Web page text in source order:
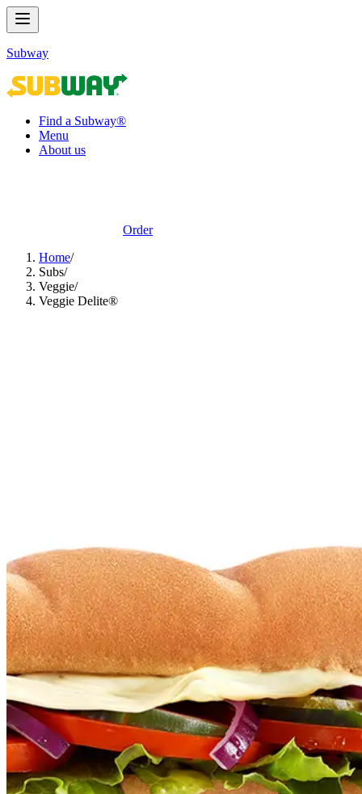
Subway
Find a Subway®
Menu
About us
Order
Home/
Subs​​​​‌ ‍ ​‍​‍‌‍ ‌ ​‍‌‍‍‌‌‍‌ ‌‍‍‌‌‍ ‍​‍​‍​ ‍‍​‍​‍‌ ​ ‌‍​‌‌‍ ‍‌‍‍‌‌ ‌​‌ ‍‌​‍ ‍‌‍‍‌‌‍ ​‍​‍​‍ ​​‍​‍‌‍‍​‌ ​‍‌‍‌‌‌‍‌‍​‍​‍​ ‍‍​‍​‍‌‍‍​‌ ‌​‌ ‌​‌ ​​‌ ​ ​ ‍‍​‍ ​‍ ‌‍ ‍‌‍ ‌ ​‍‌‍‌​‌‍‍‌‌‍​ ​‍ ‌‌‍​‍‌‍‍‌‌ ‌​‌‍‌‌‌ ​ ​‍ ‌‌‍‌ ‌ ​‍‌‍ ‌ ‌‌‌ ​​​‍ ‌‌ ​ ‌ ‌​‌ ‌‌‌‍‌​‌‍‍‌‌‍ ​‍ ‍‌ ‌‍‌‍‌‌‌ ​‍‌‍​ ‌‍‌‌‌‍ ​​‍ ‍‌‍​‌‌ ​​‌ ​​​‍ ‌‍‍‌‌‍ ‍‌ ‌​‌‍‌‌‌‍ ‍‌ ‌​​‍ ‌‍‌‌‌‍‌​‌‍‍‌‌ ‌​​‍ ‌‍ ‌‌‍ ‌‍‌​‌‍‌‌​ ‌‌ ​​‌ ​‍‌‍‌‌‌ ​ ‌‍‌‌‌‍ ‍‌ ‌​‌‍​‌‌ ‌​‌‍‍‌‌‍ ‌‍ ‍​ ‍ ‌‍‍‌‌‍‌​​ ‌‌‍‌​​ ‌‍‌‍‌‍‌‍‌​​ ‍‌​ ​ ​ ​‍‌‍‌‍​‍ ‌​ ‌​​ ‍‌​ ‍‌​ ​‌​‍ ‌​ ‌​​ ​ ‌‍‌‍‌‍‌‌​‍ ‌​ ‍​‌‍​ ​ ​‍‌‍‌‍​‍ ‌​ ​ ​ ‌​‌‍​‍‌‍​‍​ ‍‌‌‍​ ‌‍‌‍​ ​ ‌‍​ ​ ​​​ ‍‌​ ‌‍​ ‍ ‌ ‌​‌ ‍‌‌ ​​‌‍‌‌​ ‌‌‍​ ‌‍​‌‌ ‌​‌‍‌‌‌‍‌ ‌‍ ‌ ​‍‌ ‍‌​ ‍ ‌ ​​‌‍​‌‌ ‌​‌‍‍​​ ‌‌‍ ‍‌‍​‌‌‍ ‌‌‍‌‌​‍‌‌​ ‌‌‌​​‍‌‌ ‌‍‍ ‌‍‌‌‌ ‍‌​‍‌‌​ ​ ‌​‌​​‍‌‌​ ​ ‌​‌​​‍‌‌​ ​‍​ ​‍‌‍‌‌‌‍ ‍​‍‌‌​ ​‍​ ​‍​‍‌‌​ ‌‌‌​‌​​‍ ‍‌ ‌‍‌‍​‌‌‍ ​‌ ‌‌‌‍‌‌​ ‌‍​‍‌‍​‌‌ ​ ‌‍‌‌‌‌‌‌‌ ​‍‌‍ ​​ ‌‌‍‍​‌ ‌​‌ ‌​‌ ​​‌ ​ ​‍‌‌​ ​ ‌​​‌​‍‌‌​ ​‍‌​‌‍​‍‌‌​ ​‍‌​‌‍‌‍ ‍‌‍ ‌ ​‍‌‍‌​‌‍‍‌‌‍​ ​‍ ‌‌‍​‍‌‍‍‌‌ ‌​‌‍‌‌‌ ​ ​‍ ‌‌‍‌ ‌ ​‍‌‍ ‌ ‌‌‌ ​​​‍ ‌‌ ​ ‌ ‌​‌ ‌‌‌‍‌​‌‍‍‌‌‍ ​‍ ‍‌ ‌‍‌‍‌‌‌ ​‍‌‍​ ‌‍‌‌‌‍ ​​‍ ‍‌‍​‌‌ ​​‌ ​​​‍‌‍‌‍‍‌‌‍‌​​ ‌‌‍‌​​ ‌‍‌‍‌‍‌‍‌​​ ‍‌​ ​ ​ ​‍‌‍‌‍​‍ ‌​ ‌​​ ‍‌​ ‍‌​ ​‌​‍ ‌​ ‌​​ ​ ‌‍‌‍‌‍‌‌​‍ ‌​ ‍​‌‍​ ​ ​‍‌‍‌‍​‍ ‌​ ​ ​ ‌​‌‍​‍‌‍​‍​ ‍‌‌‍​ ‌‍‌‍​ ​ ‌‍​ ​ ​​​ ‍‌​ ‌‍​‍‌‍‌ ‌​‌ ‍‌‌ ​​‌‍‌‌​ ‌‌‍​ ‌‍​‌‌ ‌​‌‍‌‌‌‍‌ ‌‍ ‌ ​‍‌ ‍‌​‍‌‍‌ ​​‌‍​‌‌ ‌​‌‍‍​​ ‌‌‍ ‍‌‍​‌‌‍ ‌‌‍‌‌​‍‌‌​ ‌‌‌​​‍‌‌ ‌‍‍ ‌‍‌‌‌ ‍‌​‍‌‌​ ​ ‌​‌​​‍‌‌​ ​ ‌​‌​​‍‌‌​ ​‍​ ​‍‌‍‌‌‌‍ ‍​‍‌‌​ ​‍​ ​‍​‍‌‌​ ‌‌‌​‌​​‍ ‍‌ ‌‍‌‍​‌‌‍ ​‌ ‌‌‌‍‌‌​‍‌‍‌ ​​‌‍‌‌‌ ​‍‌ ​ ‌ ​​‌‍‌‌‌‍​ ‌ ‌​‌‍‍‌‌ ‌‍‌‍‌‌​ ‌‌ ​​‌ ‌‌‌‍​‍‌‍ ​‌‍‍‌‌ ​ ‌‍‍​‌‍‌‌‌‍‌​​‍​‍‌ ‌/
Veggie​​​​‌ ‍ ​‍​‍‌‍ ‌ ​‍‌‍‍‌‌‍‌ ‌‍‍‌‌‍ ‍​‍​‍​ ‍‍​‍​‍‌ ​ ‌‍​‌‌‍ ‍‌‍‍‌‌ ‌​‌ ‍‌​‍ ‍‌‍‍‌‌‍ ​‍​‍​‍ ​​‍​‍‌‍‍​‌ ​‍‌‍‌‌‌‍‌‍​‍​‍​ ‍‍​‍​‍‌‍‍​‌ ‌​‌ ‌​‌ ​​‌ ​ ​ ‍‍​‍ ​‍ ‌‍ ‍‌‍ ‌ ​‍‌‍‌​‌‍‍‌‌‍​ ​‍ ‌‌‍​‍‌‍‍‌‌ ‌​‌‍‌‌‌ ​ ​‍ ‌‌‍‌ ‌ ​‍‌‍ ‌ ‌‌‌ ​​​‍ ‌‌ ​ ‌ ‌​‌ ‌‌‌‍‌​‌‍‍‌‌‍ ​‍ ‍‌ ‌‍‌‍‌‌‌ ​‍‌‍​ ‌‍‌‌‌‍ ​​‍ ‍‌‍​‌‌ ​​‌ ​​​‍ ‌‍‍‌‌‍ ‍‌ ‌​‌‍‌‌‌‍ ‍‌ ‌​​‍ ‌‍‌‌‌‍‌​‌‍‍‌‌ ‌​​‍ ‌‍ ‌‌‍ ‌‍‌​‌‍‌‌​ ‌‌ ​​‌ ​‍‌‍‌‌‌ ​ ‌‍‌‌‌‍ ‍‌ ‌​‌‍​‌‌ ‌​‌‍‍‌‌‍ ‌‍ ‍​ ‍ ‌‍‍‌‌‍‌​​ ‌​ ‍​‌‍‌‌​ ​​‌‍‌‌​ ​‍​ ‌ ‌‍‌‌​ ​ ​‍ ‌​ ‌​​ ​‌​ ‍‌‌‍​ ​‍ ‌​ ‌​‌‍‌​‌‍‌​​ ​‍​‍ ‌​ ‍​​ ‌‍​ ‌‍​ ‌‌​‍ ‌‌‍​ ​ ‌‌​ ‌ ​ ​ ​ ‍‌‌‍​‍​ ‌‌‌‍‌‍​ ‌‌​ ‍‌​ ‌‌​ ‌‌​ ‍ ‌ ‌​‌ ‍‌‌ ​​‌‍‌‌​ ‌‌ ​ ‌ ‌‌‌‍​‍‌‍​ ‌‍​‌‌ ‌​‌‍‌‌‌‍‌ ‌‍ ‌ ​‍‌ ‍‌​ ‍ ‌ ​​‌‍​‌‌ ‌​‌‍‍​​ ‌‌‍ ‍‌‍​‌‌‍ ‌‌‍‌‌​‍‌‌​ ‌‌‌​​‍‌‌ ‌‍‍ ‌‍‌‌‌ ‍‌​‍‌‌​ ​ ‌​‌​​‍‌‌​ ​ ‌​‌​​‍‌‌​ ​‍​ ​‍‌‍‌‌‌‍ ‍​‍‌‌​ ​‍​ ​‍​‍‌‌​ ‌‌‌​‌​​‍ ‍‌ ‌‍‌‍​‌‌‍ ​‌ ‌‌‌‍‌‌​ ‌‍​‍‌‍​‌‌ ​ ‌‍‌‌‌‌‌‌‌ ​‍‌‍ ​​ ‌‌‍‍​‌ ‌​‌ ‌​‌ ​​‌ ​ ​‍‌‌​ ​ ‌​​‌​‍‌‌​ ​‍‌​‌‍​‍‌‌​ ​‍‌​‌‍‌‍ ‍‌‍ ‌ ​‍‌‍‌​‌‍‍‌‌‍​ ​‍ ‌‌‍​‍‌‍‍‌‌ ‌​‌‍‌‌‌ ​ ​‍ ‌‌‍‌ ‌ ​‍‌‍ ‌ ‌‌‌ ​​​‍ ‌‌ ​ ‌ ‌​‌ ‌‌‌‍‌​‌‍‍‌‌‍ ​‍ ‍‌ ‌‍‌‍‌‌‌ ​‍‌‍​ ‌‍‌‌‌‍ ​​‍ ‍‌‍​‌‌ ​​‌ ​​​‍‌‍‌‍‍‌‌‍‌​​ ‌​ ‍​‌‍‌‌​ ​​‌‍‌‌​ ​‍​ ‌ ‌‍‌‌​ ​ ​‍ ‌​ ‌​​ ​‌​ ‍‌‌‍​ ​‍ ‌​ ‌​‌‍‌​‌‍‌​​ ​‍​‍ ‌​ ‍​​ ‌‍​ ‌‍​ ‌‌​‍ ‌‌‍​ ​ ‌‌​ ‌ ​ ​ ​ ‍‌‌‍​‍​ ‌‌‌‍‌‍​ ‌‌​ ‍‌​ ‌‌​ ‌‌​‍‌‍‌ ‌​‌ ‍‌‌ ​​‌‍‌‌​ ‌‌ ​ ‌ ‌‌‌‍​‍‌‍​ ‌‍​‌‌ ‌​‌‍‌‌‌‍‌ ‌‍ ‌ ​‍‌ ‍‌​‍‌‍‌ ​​‌‍​‌‌ ‌​‌‍‍​​ ‌‌‍ ‍‌‍​‌‌‍ ‌‌‍‌‌​‍‌‌​ ‌‌‌​​‍‌‌ ‌‍‍ ‌‍‌‌‌ ‍‌​‍‌‌​ ​ ‌​‌​​‍‌‌​ ​ ‌​‌​​‍‌‌​ ​‍​ ​‍‌‍‌‌‌‍ ‍​‍‌‌​ ​‍​ ​‍​‍‌‌​ ‌‌‌​‌​​‍ ‍‌ ‌‍‌‍​‌‌‍ ​‌ ‌‌‌‍‌‌​‍‌‍‌ ​​‌‍‌‌‌ ​‍‌ ​ ‌ ​​‌‍‌‌‌‍​ ‌ ‌​‌‍‍‌‌ ‌‍‌‍‌‌​ ‌‌ ​​‌ ‌‌‌‍​‍‌‍ ​‌‍‍‌‌ ​ ‌‍‍​‌‍‌‌‌‍‌​​‍​‍‌ ‌/
Veggie Delite®​​​​‌ ‍ ​‍​‍‌‍ ‌ ​‍‌‍‍‌‌‍‌ ‌‍‍‌‌‍ ‍​‍​‍​ ‍‍​‍​‍‌ ​ ‌‍​‌‌‍ ‍‌‍‍‌‌ ‌​‌ ‍‌​‍ ‍‌‍‍‌‌‍ ​‍​‍​‍ ​​‍​‍‌‍‍​‌ ​‍‌‍‌‌‌‍‌‍​‍​‍​ ‍‍​‍​‍‌‍‍​‌ ‌​‌ ‌​‌ ​​‌ ​ ​ ‍‍​‍ ​‍ ‌‍ ‍‌‍ ‌ ​‍‌‍‌​‌‍‍‌‌‍​ ​‍ ‌‌‍​‍‌‍‍‌‌ ‌​‌‍‌‌‌ ​ ​‍ ‌‌‍‌ ‌ ​‍‌‍ ‌ ‌‌‌ ​​​‍ ‌‌ ​ ‌ ‌​‌ ‌‌‌‍‌​‌‍‍‌‌‍ ​‍ ‍‌ ‌‍‌‍‌‌‌ ​‍‌‍​ ‌‍‌‌‌‍ ​​‍ ‍‌‍​‌‌ ​​‌ ​​​‍ ‌‍‍‌‌‍ ‍‌ ‌​‌‍‌‌‌‍ ‍‌ ‌​​‍ ‌‍‌‌‌‍‌​‌‍‍‌‌ ‌​​‍ ‌‍ ‌‌‍ ‌‍‌​‌‍‌‌​ ‌‌ ​​‌ ​‍‌‍‌‌‌ ​ ‌‍‌‌‌‍ ‍‌ ‌​‌‍​‌‌ ‌​‌‍‍‌‌‍ ‌‍ ‍​ ‍ ‌‍‍‌‌‍‌​​ ‌​ ‍​​ ‌‌​ ‍‌​ ‌‌​ ‌​‌‍​ ​ ​ ‌‍​‍​‍ ‌​ ​‍​ ‌‍‌‍‌‍​ ‌​​‍ ‌​ ‌​​ ​‍‌‍‌‍​ ‌‍​‍ ‌​ ‍​​ ​​​ ‌ ​ ‌ ​‍ ‌‌‍​‍​ ‌‌‌‍‌‌‌‍​‌​ ​​‌‍‌‌​ ‌​​ ​​​ ‌‍​ ​ ​ ‌ ‌‍‌‍​ ‍ ‌ ‌​‌ ‍‌‌ ​​‌‍‌‌​ ‌‌ ​​‌ ​‍‌‍ ‌‍‌​‌ ‌‌‌‍​ ‌ ‌​​ ‍ ‌ ​​‌‍​‌‌ ‌​‌‍‍​​ ‌‌‍ ‍‌‍​‌‌‍ ‌‌‍‌‌​‍‌‌​ ‌‌‌​​‍‌‌ ‌‍‍ ‌‍‌‌‌ ‍‌​‍‌‌​ ​ ‌​‌​​‍‌‌​ ​ ‌​‌​​‍‌‌​ ​‍​ ​‍‌‍‌‌‌‍ ‍​‍‌‌​ ​‍​ ​‍​‍‌‌​ ‌‌‌​‌​​‍ ‍‌ ‌‍‌‍​‌‌‍ ​‌ ‌‌‌‍‌‌​ ‌‍​‍‌‍​‌‌ ​ ‌‍‌‌‌‌‌‌‌ ​‍‌‍ ​​ ‌‌‍‍​‌ ‌​‌ ‌​‌ ​​‌ ​ ​‍‌‌​ ​ ‌​​‌​‍‌‌​ ​‍‌​‌‍​‍‌‌​ ​‍‌​‌‍‌‍ ‍‌‍ ‌ ​‍‌‍‌​‌‍‍‌‌‍​ ​‍ ‌‌‍​‍‌‍‍‌‌ ‌​‌‍‌‌‌ ​ ​‍ ‌‌‍‌ ‌ ​‍‌‍ ‌ ‌‌‌ ​​​‍ ‌‌ ​ ‌ ‌​‌ ‌‌‌‍‌​‌‍‍‌‌‍ ​‍ ‍‌ ‌‍‌‍‌‌‌ ​‍‌‍​ ‌‍‌‌‌‍ ​​‍ ‍‌‍​‌‌ ​​‌ ​​​‍‌‍‌‍‍‌‌‍‌​​ ‌​ ‍​​ ‌‌​ ‍‌​ ‌‌​ ‌​‌‍​ ​ ​ ‌‍​‍​‍ ‌​ ​‍​ ‌‍‌‍‌‍​ ‌​​‍ ‌​ ‌​​ ​‍‌‍‌‍​ ‌‍​‍ ‌​ ‍​​ ​​​ ‌ ​ ‌ ​‍ ‌‌‍​‍​ ‌‌‌‍‌‌‌‍​‌​ ​​‌‍‌‌​ ‌​​ ​​​ ‌‍​ ​ ​ ‌ ‌‍‌‍​‍‌‍‌ ‌​‌ ‍‌‌ ​​‌‍‌‌​ ‌‌ ​​‌ ​‍‌‍ ‌‍‌​‌ ‌‌‌‍​ ‌ ‌​​‍‌‍‌ ​​‌‍​‌‌ ‌​‌‍‍​​ ‌‌‍ ‍‌‍​‌‌‍ ‌‌‍‌‌​‍‌‌​ ‌‌‌​​‍‌‌ ‌‍‍ ‌‍‌‌‌ ‍‌​‍‌‌​ ​ ‌​‌​​‍‌‌​ ​ ‌​‌​​‍‌‌​ ​‍​ ​‍‌‍‌‌‌‍ ‍​‍‌‌​ ​‍​ ​‍​‍‌‌​ ‌‌‌​‌​​‍ ‍‌ ‌‍‌‍​‌‌‍ ​‌ ‌‌‌‍‌‌​‍‌‍‌ ​​‌‍‌‌‌ ​‍‌ ​ ‌ ​​‌‍‌‌‌‍​ ‌ ‌​‌‍‍‌‌ ‌‍‌‍‌‌​ ‌‌ ​​‌ ‌‌‌‍​‍‌‍ ​‌‍‍‌‌ ​ ‌‍‍​‌‍‌‌‌‍‌​​‍​‍‌ ‌